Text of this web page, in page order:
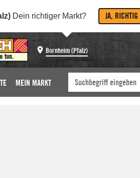
Dein richtiger Markt? JA, RICHTIG
Bornheim (Pfalz)
MEIN MARKT